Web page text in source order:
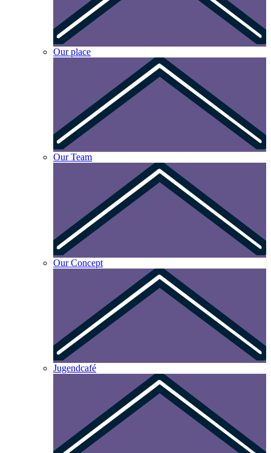
Our place
Our Team
Our Concept
Jugendcafé